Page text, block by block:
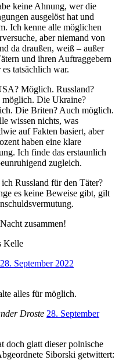
keine Ahnung, wer die
ausgelöst hat und
Ich kenne alle möglichen
aber niemand von
da draußen, weiß – außer
und ihren Auftraggebern
tatsächlich war.
Möglich. Russland?
möglich. Die Ukraine?
Die Briten? Auch möglich.
wissen nichts, was
auf Fakten basiert, aber
haben eine klare
Ich finde das erstaunlich
zugleich.
Russland für den Täter?
es keine Beweise gibt, gilt
zusammen!
Kelle
28. September 2022
alles für möglich.
Droste 28. September
doch glatt dieser polnische
Siborski getwittert: